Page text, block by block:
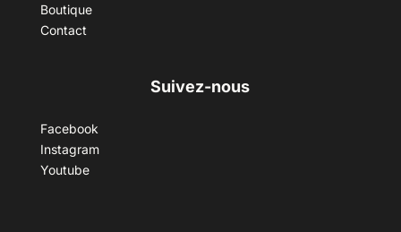
Boutique
Contact
Suivez-nous
Facebook
Instagram
Youtube